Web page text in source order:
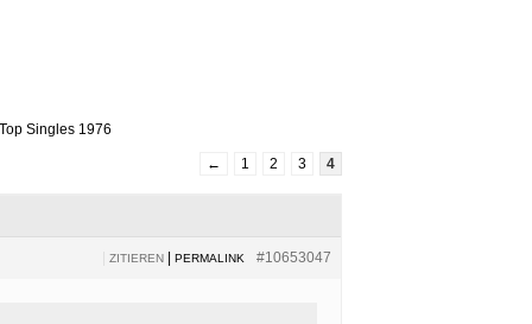
Singles 1976
← 1 2 3 4
#10653047
| PERMALINK
ZITIEREN